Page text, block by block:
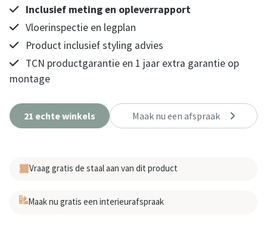
Inclusief meting en opleverrapport
Vloerinspectie en legplan
Product inclusief styling advies
TCN productgarantie en 1 jaar extra garantie op
montage
21 echte winkels Maak nu een afspraak
Vraag gratis de staal aan van dit product
Maak nu gratis een interieurafspraak